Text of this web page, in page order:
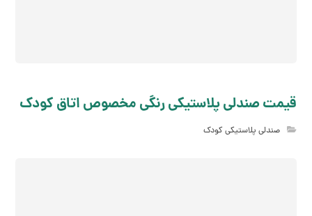
قیمت صندلی پلاستیکی رنگی مخصوص اتاق کودک
صندلی پلاستیکی کودک